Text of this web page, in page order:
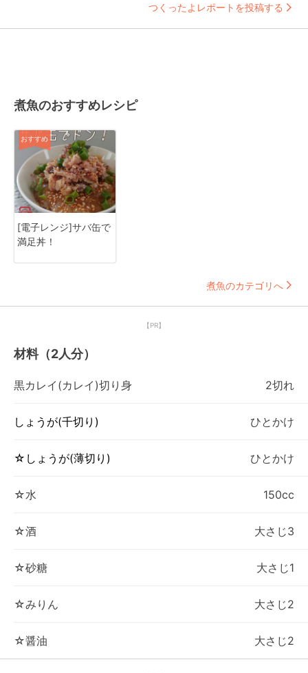
つくったよレポートを投稿する
煮魚のおすすめレシピ
おすすめ
[電子レンジ]サバ缶で
満足丼！
煮魚のカテゴリへ
【PR】
材料（2人分）
黒カレイ(カレイ)切り身 2切れ
しょうが(千切り) ひとかけ
☆しょうが(薄切り) ひとかけ
☆水 150cc
☆酒 大さじ3
☆砂糖 大さじ1
☆みりん 大さじ2
☆醤油 大さじ2